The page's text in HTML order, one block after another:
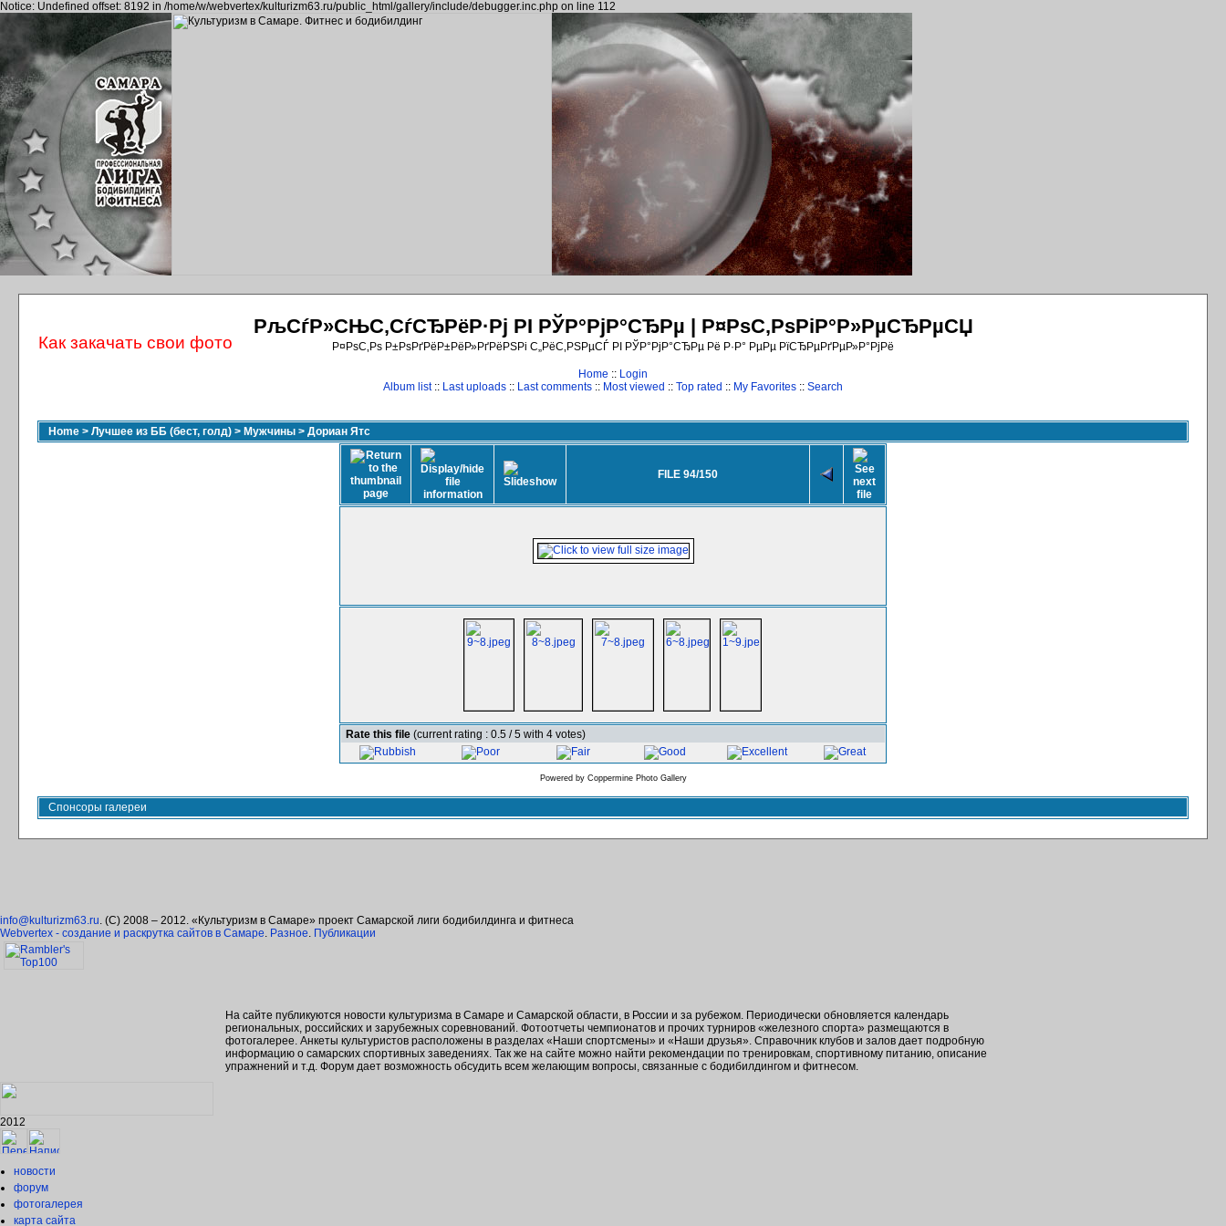
Notice: Undefined offset: 8192 in /home/w/webvertex/kulturizm63.ru/public_html/gallery/include/debugger.inc.php on line 112
РљСѓР»СЊС‚СѓСЂРёР·Рј РІ РЎР°РјР°СЂРµ | Р¤РѕС‚РѕРіР°Р»РµСЂРµСЏ
Р¤РѕС‚Рѕ Р±РѕРґРёР±РёР»РґРёРЅРі С„РёС‚РЅРµСЃ РІ РЎР°РјР°СЂРµ Рё Р·Р° РµРµ РїСЂРµРґРµР»Р°РјРё
Home :: Login
Album list:: Last uploads :: Last comments :: Most viewed :: Top rated :: My Favorites :: Search
Home > Лучшее из ББ (бест, голд) > Мужчины > Дориан Ятс
FILE 94/150
Rate this file (current rating : 0.5 / 5 with 4 votes)
Powered by Coppermine Photo Gallery
Спонсоры галереи
info@kulturizm63.ru. (C) 2008 – 2012. «Культуризм в Самаре» проект Самарской лиги бодибилдинга и фитнеса
Webvertex - создание и раскрутка сайтов в Самаре. Разное. Публикации
На сайте публикуются новости культуризма в Самаре и Самарской области, в России и за рубежом. Периодически обновляется календарь
региональных, российских и зарубежных соревнований. Фотоотчеты чемпионатов и прочих турниров «железного спорта» размещаются в
фотогалерее. Анкеты культуристов расположены в разделах «Наши спортсмены» и «Наши друзья». Справочник клубов и залов дает подробную
информацию о самарских спортивных заведениях. Так же на сайте можно найти рекомендации по тренировкам, спортивному питанию, описание
упражнений и т.д. Форум дает возможность обсудить всем желающим вопросы, связанные с бодибилдингом и фитнесом.
2012
новости
форум
фотогалерея
карта сайта
Как закачать свои фото